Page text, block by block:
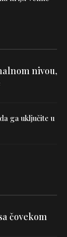
nivou,
ga uključite u
čovekom